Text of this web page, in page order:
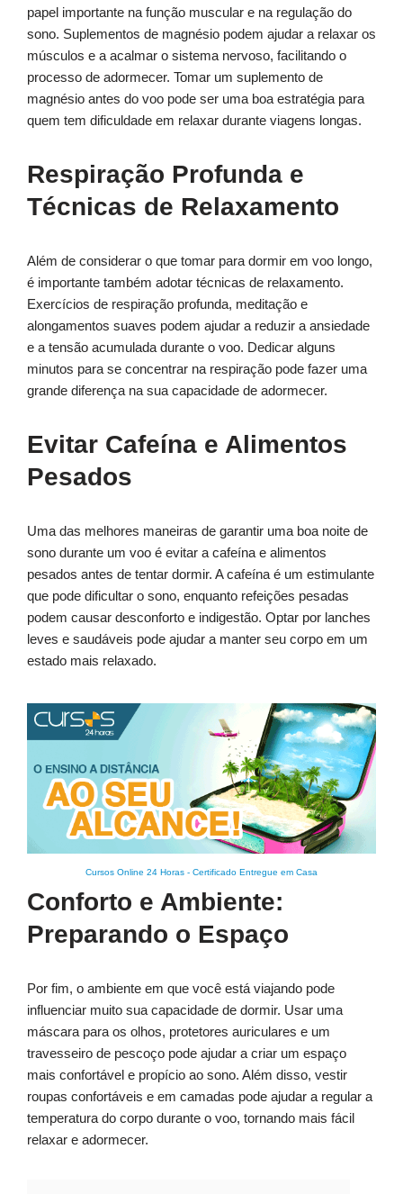
papel importante na função muscular e na regulação do
sono. Suplementos de magnésio podem ajudar a relaxar os
músculos e a acalmar o sistema nervoso, facilitando o
processo de adormecer. Tomar um suplemento de
magnésio antes do voo pode ser uma boa estratégia para
quem tem dificuldade em relaxar durante viagens longas.
Respiração Profunda e
Técnicas de Relaxamento
Além de considerar o que tomar para dormir em voo longo,
é importante também adotar técnicas de relaxamento.
Exercícios de respiração profunda, meditação e
alongamentos suaves podem ajudar a reduzir a ansiedade
e a tensão acumulada durante o voo. Dedicar alguns
minutos para se concentrar na respiração pode fazer uma
grande diferença na sua capacidade de adormecer.
Evitar Cafeína e Alimentos
Pesados
Uma das melhores maneiras de garantir uma boa noite de
sono durante um voo é evitar a cafeína e alimentos
pesados antes de tentar dormir. A cafeína é um estimulante
que pode dificultar o sono, enquanto refeições pesadas
podem causar desconforto e indigestão. Optar por lanches
leves e saudáveis pode ajudar a manter seu corpo em um
estado mais relaxado.
Cursos Online 24 Horas - Certificado Entregue em Casa
Conforto e Ambiente:
Preparando o Espaço
Por fim, o ambiente em que você está viajando pode
influenciar muito sua capacidade de dormir. Usar uma
máscara para os olhos, protetores auriculares e um
travesseiro de pescoço pode ajudar a criar um espaço
mais confortável e propício ao sono. Além disso, vestir
roupas confortáveis e em camadas pode ajudar a regular a
temperatura do corpo durante o voo, tornando mais fácil
relaxar e adormecer.